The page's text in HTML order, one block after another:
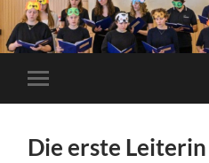
Mobile-
Menü
Die erste Leiterin